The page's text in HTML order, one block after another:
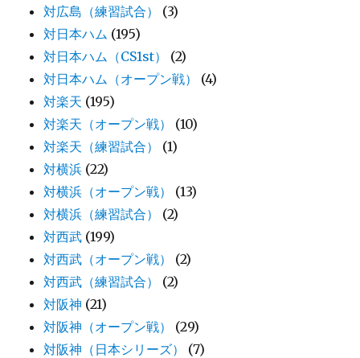
対広島（練習試合）
(3)
対日本ハム (195)
対日本ハム（CS1st）
(2)
対日本ハム（オープン戦）
(4)
対楽天 (195)
対楽天（オープン戦）
(10)
対楽天（練習試合）
(1)
対横浜 (22)
対横浜（オープン戦）
(13)
対横浜（練習試合）
(2)
対西武 (199)
対西武（オープン戦）
(2)
対西武（練習試合）
(2)
対阪神 (21)
対阪神（オープン戦）
(29)
対阪神（日本シリーズ）
(7)